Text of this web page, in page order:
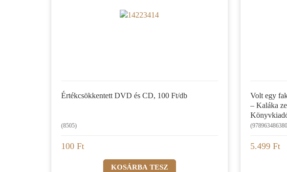
Értékcsökkentett DVD és CD, 100 Ft/db
(8505)
100 Ft
Volt egy
– Kaláka
5.499 Ft